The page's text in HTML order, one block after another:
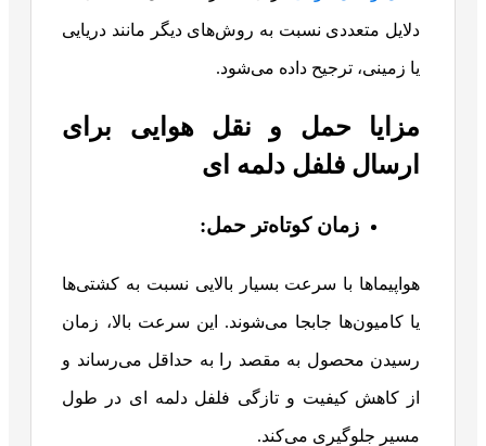
دلایل متعددی نسبت به روش‌های دیگر مانند دریایی
یا زمینی، ترجیح داده می‌شود.
مزایا حمل و نقل هوایی برای
ارسال فلفل دلمه ای
زمان کوتاه‌تر حمل:
هواپیماها با سرعت بسیار بالایی نسبت به کشتی‌ها
یا کامیون‌ها جابجا می‌شوند. این سرعت بالا، زمان
رسیدن محصول به مقصد را به حداقل می‌رساند و
از کاهش کیفیت و تازگی فلفل دلمه ای در طول
مسیر جلوگیری می‌کند.